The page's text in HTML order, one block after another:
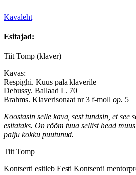
Kavaleht
Esitajad:
Tiit Tomp (klaver)
Kavas:
Respighi. Kuus pala klaverile
Debussy. Ballaad L. 70
Brahms. Klaverisonaat nr 3 f-moll op. 5
Koostasin selle kava, sest tundsin, et
esitataks. On rõõm tuua sellist head
palju kokku puutunud.
Tiit Tomp
Kontserti esitleb Eesti Kontserdi